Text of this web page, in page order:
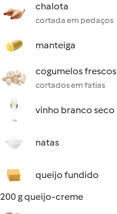
chalota
cortada em pedaços
manteiga
cogumelos frescos
cortados em fatias
vinho branco seco
natas
queijo fundido
200 g queijo-creme